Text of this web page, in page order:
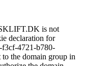
is not
declaration for
4721-b780-
to the domain group in